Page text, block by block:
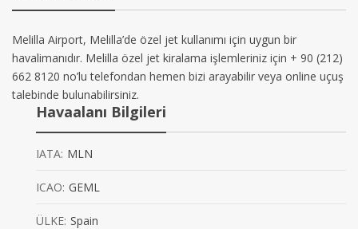
Melilla Airport, Melilla’de özel jet kullanımı için uygun bir
havalimanıdır. Melilla özel jet kiralama işlemleriniz için + 90 (212)
662 8120 no’lu telefondan hemen bizi arayabilir veya online uçuş
talebinde bulunabilirsiniz.
Havaalanı Bilgileri
IATA: MLN
ICAO: GEML
ÜLKE: Spain